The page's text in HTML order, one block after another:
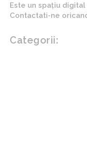
Este un spațiu
Contactati-ne
Categorii: